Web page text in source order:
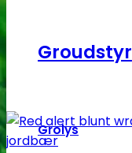
Groudstyr
Grolys